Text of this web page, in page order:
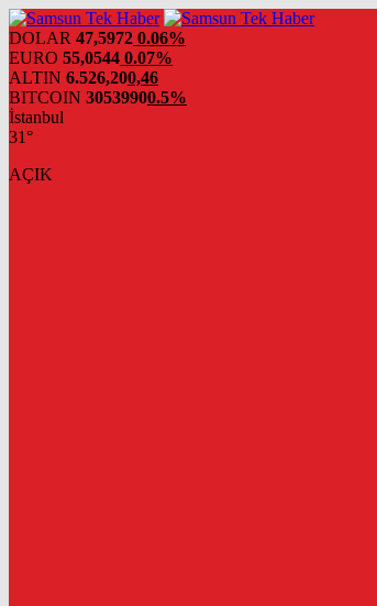
DOLAR 47,5972 0.06%
EURO 55,0544 0.07%
ALTIN 6.526,200,46
BITCOIN 30539900.5%
İstanbul
31°
AÇIK